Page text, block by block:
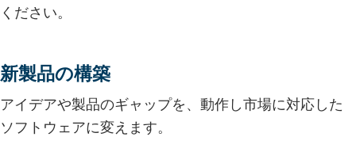
ください。
新製品の構築
アイデアや製品のギャップを、動作し市場に対応した
ソフトウェアに変えます。